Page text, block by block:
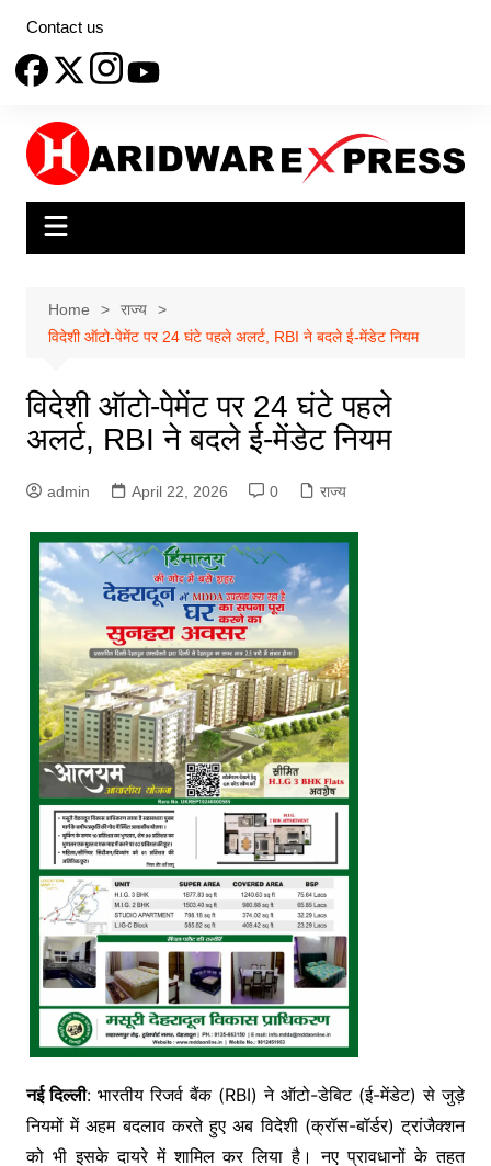
content
Contact us
Home
राज्य
विदेशी ऑटो-पेमेंट पर 24 घंटे पहले अलर्ट, RBI ने बदले ई-मेंडेट नियम
विदेशी ऑटो-पेमेंट पर 24 घंटे पहले
अलर्ट, RBI ने बदले ई-मेंडेट नियम
admin April 22, 2026 0 राज्य
नई दिल्ली: भारतीय रिजर्व बैंक (RBI) ने ऑटो-डेबिट (ई-मेंडेट) से जुड़े
नियमों में अहम बदलाव करते हुए अब विदेशी (क्रॉस-बॉर्डर) ट्रांजैक्शन
को भी इसके दायरे में शामिल कर लिया है। नए प्रावधानों के तहत